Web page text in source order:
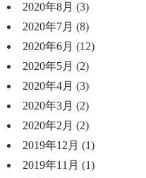
2020年8月 (3)
2020年7月 (8)
2020年6月 (12)
2020年5月 (2)
2020年4月 (3)
2020年3月 (2)
2020年2月 (2)
2019年12月 (1)
2019年11月 (1)